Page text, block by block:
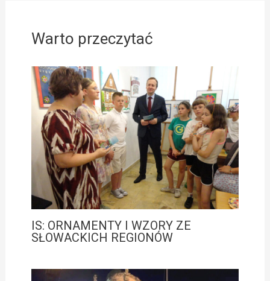
Warto przeczytać
IS: ORNAMENTY I WZORY ZE
SŁOWACKICH REGIONÓW